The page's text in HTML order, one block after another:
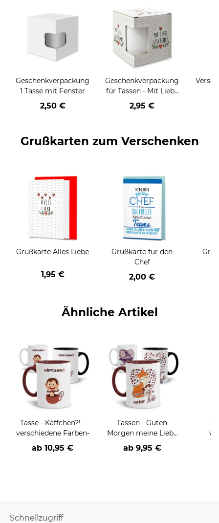
Geschenkverpackung
1 Tasse mit Fenster
2,50 €
Geschenkverpackung
für Tassen - Mit Liebe
geschenkt
2,95 €
Grußkarten zum Verschenken
Grußkarte Alles Liebe
1,95 €
Grußkarte für den
Chef
2,00 €
Ähnliche Artikel
Tasse - Käffchen?! -
verschiedene Farben-
ab 10,95 €
Tassen - Guten
Morgen meine Liebe
- verschiedene Tiere
ab 9,95 €
Schnellzugriff